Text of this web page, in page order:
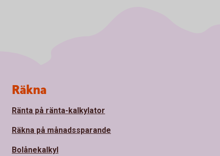
Sidfot
Räkna
Ränta på ränta-kalkylator
Räkna på månadssparande
Bolånekalkyl